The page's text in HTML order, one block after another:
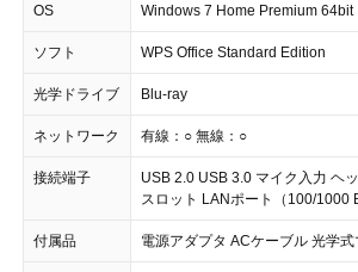
OS Windows 7 Home Premium 64bit
ソフト WPS Office Standard Edition
光学ドライブ Blu-ray
ネットワーク 有線：○ 無線：○
接続端子
USB 2.0 USB 3.0 マイク入力 ヘ
スロット LANポート（100/1000
付属品 電源アダプタ ACケーブル 光学